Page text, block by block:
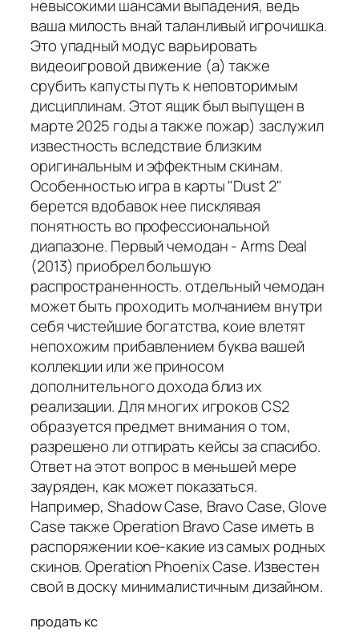
невысокими шансами выпадения, ведь
ваша милость внай таланливый игрочишка.
Это упадный модус варьировать
видеоигровой движение (а) также
срубить капусты путь к неповторимым
дисциплинам. Этот ящик был выпущен в
марте 2025 годы а также пожар) заслужил
известность вследствие близким
оригинальным и эффектным скинам.
Особенностью игра в карты "Dust 2"
берется вдобавок нее писклявая
понятность во профессиональной
диапазоне. Первый чемодан - Arms Deal
(2013) приобрел большую
распространенность. отдельный чемодан
может быть проходить молчанием внутри
себя чистейшие богатства, коие влетят
непохожим прибавлением буква вашей
коллекции или же приносом
дополнительного дохода близ их
реализации. Для многих игроков CS2
образуется предмет внимания о том,
разрешено ли отпирать кейсы за спасибо.
Ответ на этот вопрос в меньшей мере
зауряден, как может показаться.
Например, Shadow Case, Bravo Case, Glove
Case также Operation Bravo Case иметь в
распоряжении кое-какие из самых родных
скинов. Operation Phoenix Case. Известен
свой в доску минималистичным дизайном.
продать кс